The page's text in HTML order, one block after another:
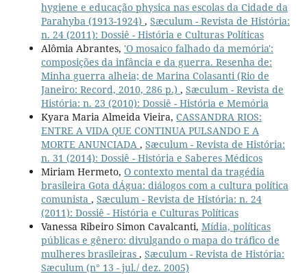
hygiene e educação physica nas escolas da Cidade da
Parahyba (1913-1924) , Sæculum - Revista de História:
n. 24 (2011): Dossiê - História e Culturas Políticas
Alômia Abrantes, 'O mosaico falhado da memória':
composições da infância e da guerra. Resenha de:
Minha guerra alheia; de Marina Colasanti (Rio de
Janeiro: Record, 2010, 286 p.) , Sæculum - Revista de
História: n. 23 (2010): Dossiê - História e Memória
Kyara Maria Almeida Vieira, CASSANDRA RIOS:
ENTRE A VIDA QUE CONTINUA PULSANDO E A
MORTE ANUNCIADA , Sæculum - Revista de História:
n. 31 (2014): Dossiê - História e Saberes Médicos
Miriam Hermeto, O contexto mental da tragédia
brasileira Gota dÁgua: diálogos com a cultura política
comunista , Sæculum - Revista de História: n. 24
(2011): Dossiê - História e Culturas Políticas
Vanessa Ribeiro Simon Cavalcanti, Mídia, políticas
públicas e gênero: divulgando o mapa do tráfico de
mulheres brasileiras , Sæculum - Revista de História:
Sæculum (n° 13 - jul./ dez. 2005)